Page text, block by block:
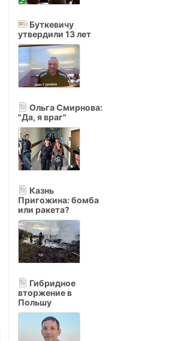
Буткевичу
утвердили 13 лет
Ольга Смирнова:
"Да, я враг"
Казнь
Пригожина: бомба
или ракета?
Гибридное
вторжение в
Польшу